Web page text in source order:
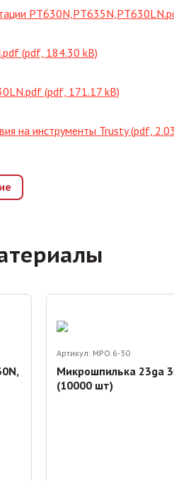
(pdf, 184.30 kB)
(pdf, 171.17 kB)
на инструменты Trusty (pdf,
Артикул: MPO.6-30
Микрошпилька 23ga
(10000 шт)